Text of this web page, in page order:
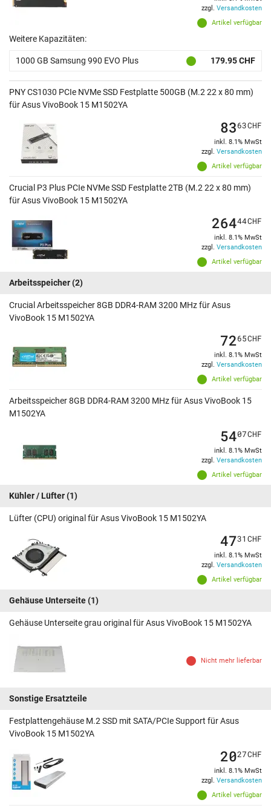
Artikel verfügbar
zzgl. Versandkosten
Weitere Kapazitäten:
1000 GB Samsung 990 EVO Plus 179.95 CHF
PNY CS1030 PCIe NVMe SSD Festplatte 500GB (M.2 22 x 80 mm)
für Asus VivoBook 15 M1502YA
Artikel verfügbar
8363CHF
inkl. 8.1% MwSt
zzgl. Versandkosten
Crucial P3 Plus PCIe NVMe SSD Festplatte 2TB (M.2 22 x 80 mm)
für Asus VivoBook 15 M1502YA
Artikel verfügbar
26444CHF
inkl. 8.1% MwSt
zzgl. Versandkosten
Arbeitsspeicher(2)
Crucial Arbeitsspeicher 8GB DDR4-RAM 3200 MHz für Asus
VivoBook 15 M1502YA
Artikel verfügbar
7265CHF
inkl. 8.1% MwSt
zzgl. Versandkosten
Arbeitsspeicher 8GB DDR4-RAM 3200 MHz für Asus VivoBook 15
M1502YA
Artikel verfügbar
5407CHF
inkl. 8.1% MwSt
zzgl. Versandkosten
Kühler / Lüfter(1)
Lüfter (CPU) original für Asus VivoBook 15 M1502YA
Artikel verfügbar
4731 CHF
inkl. 8.1% MwSt
zzgl. Versandkosten
Gehäuse Unterseite(1)
Gehäuse Unterseite grau original für Asus VivoBook 15 M1502YA
Nicht mehr lieferbar
Sonstige Ersatzteile
Festplattengehäuse M.2 SSD mit SATA/PCIe Support für Asus
VivoBook 15 M1502YA
Artikel verfügbar
2027CHF
inkl. 8.1% MwSt
zzgl. Versandkosten